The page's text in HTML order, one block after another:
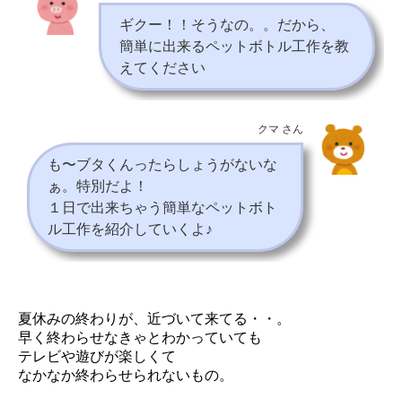
ギクー！！そうなの。。だから、
簡単に出来るペットボトル工作を教
えてください
クマ さん
も〜ブタくんったらしょうがないな
ぁ。特別だよ！
１日で出来ちゃう簡単なペットボト
ル工作を紹介していくよ♪
夏休みの終わりが、近づいて来てる・・。
早く終わらせなきゃとわかっていても
テレビや遊びが楽しくて
なかなか終わらせられないもの。